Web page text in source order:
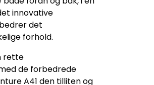
innovative
det
forhold.
rette
de forbedrede
A41 den tilliten og